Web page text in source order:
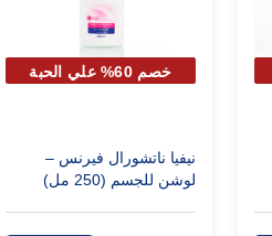
خصم 60% علي الحبة
نيفيا ناتشورال فيرنس –
لوشن للجسم (250 مل)